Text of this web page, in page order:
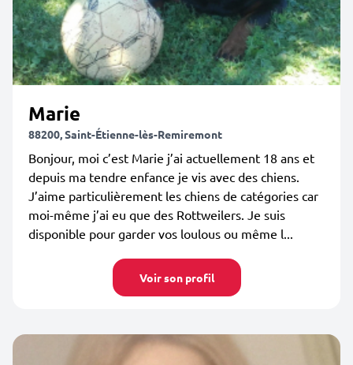
Marie
88200, Saint-Étienne-lès-Remiremont
Bonjour, moi c’est Marie j’ai actuellement 18 ans et
depuis ma tendre enfance je vis avec des chiens.
J’aime particulièrement les chiens de catégories car
moi-même j’ai eu que des Rottweilers. Je suis
disponible pour garder vos loulous ou même l...
Voir son profil